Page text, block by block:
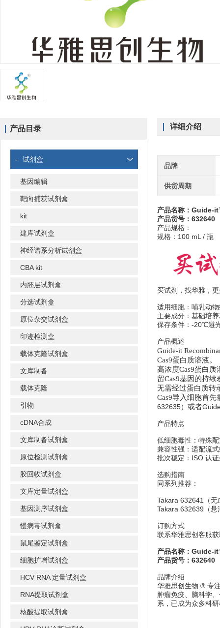
产品目录
- 试剂盒
基因编辑
靶向捕获试剂盒
kit
建库试剂盒
神经谱系分析试剂盒
CBA kit
内胚层试剂盒
分选试剂盒
原位杂交试剂盒
印迹检测盒
载体克隆试剂盒
文库制备
载体克隆
引物
cDNA合成
文库制备试剂盒
原位检测试剂盒
胶回收试剂盒
文库定量试剂盒
基因测序试剂盒
慢病毒试剂盒
鼠尾鉴定试剂盒
细胞扩增试剂盒
HCV RNA 定量试剂盒
RNA提取试剂盒
核酸提取试剂盒
详细介绍
品牌
供货周期
产品名称：Guide-
产品货号：632640
产品规格：
规格：100 mL / 瓶
买试剂，找华雅，
适用细胞：哺乳动
主要成分：基础培
保存条件：-20℃避
产品概述
Guide-it
Cas9蛋白质溶液。
高浓度Cas9蛋白
留Cas9基因的持
无需经过蛋白质转
Cas9导入细胞首先
632635） 或者
产品特点
低细胞毒性：特殊
兼容性强：适配流
批次稳定：ISO 认
选购指南
同系列推荐：
Takara 632641（无
Takara 632639（悬
订购方式
联系华雅思创客服
产品名称：Guide-
产品货号：632640
品牌介绍
华雅思创生物 ® 专
肿瘤免疫、脑科学
系，已成为众多科